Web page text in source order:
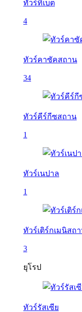
ทัวร์ทิเบต
4
ทัวร์คาซัคสถาน
34
ทัวร์คีร์กีซสถาน
1
ทัวร์เนปาล
1
ทัวร์เติร์กเมนิสถ
3
ยุโรป
ทัวร์รัสเซีย